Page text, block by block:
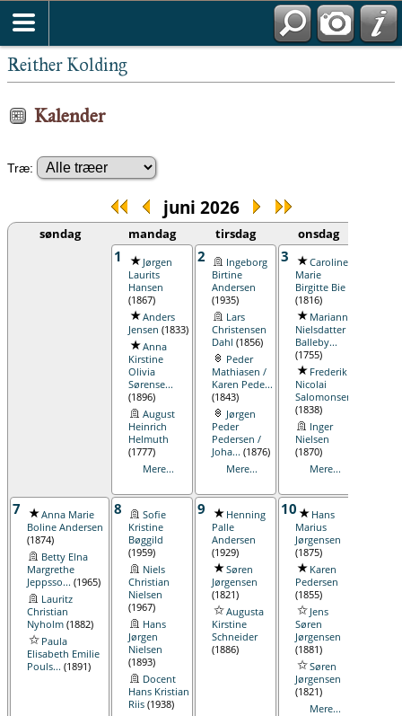
Kronborg Amtsstue, Fæsteprotokoller, 175
Reither Kolding
Kalender
Træ:
juni 2026
søndag mandag tirsdag onsdag
1
Jørgen
Laurits
Hansen
(1867)
Anders
Jensen (1833)
Anna
Kirstine
Olivia
Sørense...
(1896)
August
Heinrich
Helmuth
(1777)
Mere...
2
Ingeborg
Birtine
Andersen
(1935)
Lars
Christensen
Dahl (1856)
Peder
Mathiasen /
Karen Pede...
(1843)
Jørgen
Peder
Pedersen /
Joha... (1876)
Mere...
3
Caroline
Marie
Birgitte Bie
(1816)
Marianne
Nielsdatter
Balleby...
(1755)
Frederik
Nicolai
Salomonsen
(1838)
Inger
Nielsen
(1870)
Mere...
7
Anna Marie
Boline Andersen
(1874)
Betty Elna
Margrethe
Jeppsso... (1965)
Lauritz
Christian
Nyholm (1882)
Paula
Elisabeth Emilie
Pouls... (1891)
8
Sofie
Kristine
Bøggild
(1959)
Niels
Christian
Nielsen
(1967)
Hans
Jørgen
Nielsen
(1893)
Docent
Hans Kristian
Riis (1938)
9
Henning
Palle
Andersen
(1929)
Søren
Jørgensen
(1821)
Augusta
Kirstine
Schneider
(1886)
10
Hans
Marius
Jørgensen
(1875)
Karen
Pedersen
(1855)
Jens
Søren
Jørgensen
(1881)
Søren
Jørgensen
(1821)
Mere...